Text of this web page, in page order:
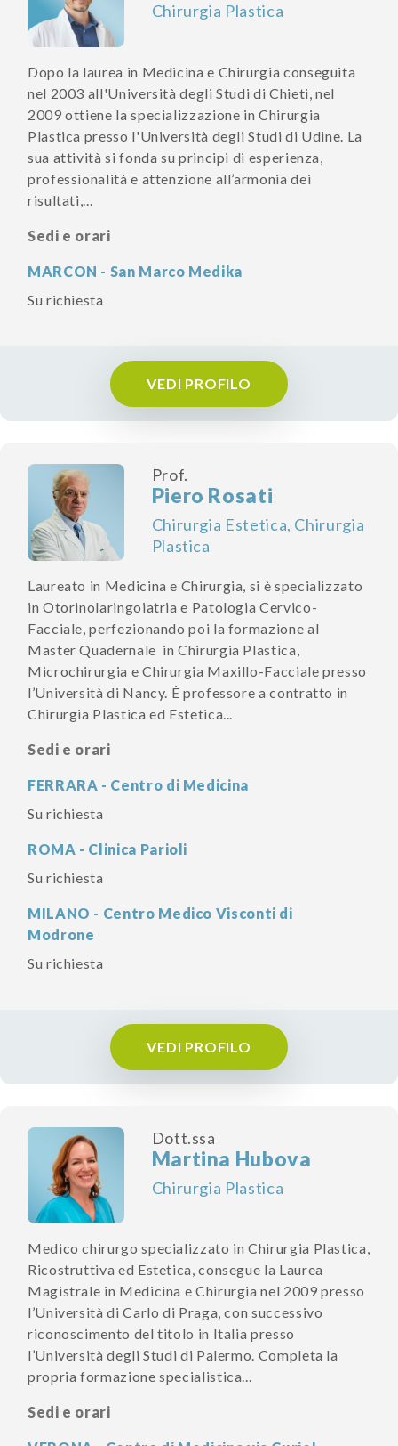
Chirurgia Plastica
Dopo la laurea in Medicina e Chirurgia conseguita
nel 2003 all'Università degli Studi di Chieti, nel
2009 ottiene la specializzazione in Chirurgia
Plastica presso l'Università degli Studi di Udine. La
sua attività si fonda su principi di esperienza,
professionalità e attenzione all’armonia dei
risultati,...
Sedi e orari
MARCON - San Marco Medika
Su richiesta
VEDI PROFILO
Prof.
Piero Rosati
Chirurgia Estetica, Chirurgia
Plastica
Laureato in Medicina e Chirurgia, si è specializzato
in Otorinolaringoiatria e Patologia Cervico-
Facciale, perfezionando poi la formazione al
Master Quadernale in Chirurgia Plastica,
Microchirurgia e Chirurgia Maxillo-Facciale presso
l’Università di Nancy. È professore a contratto in
Chirurgia Plastica ed Estetica...
Sedi e orari
FERRARA - Centro di Medicina
Su richiesta
ROMA - Clinica Parioli
Su richiesta
MILANO - Centro Medico Visconti di
Modrone
Su richiesta
VEDI PROFILO
Dott.ssa
Martina Hubova
Chirurgia Plastica
Medico chirurgo specializzato in Chirurgia Plastica,
Ricostruttiva ed Estetica, consegue la Laurea
Magistrale in Medicina e Chirurgia nel 2009 presso
l’Università di Carlo di Praga, con successivo
riconoscimento del titolo in Italia presso
l’Università degli Studi di Palermo. Completa la
propria formazione specialistica...
Sedi e orari